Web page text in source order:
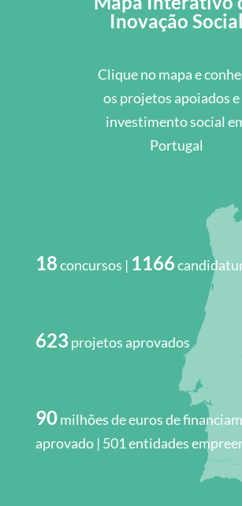
Inovação Social
Clique no mapa e
os projetos apoiados e
investimento social
Portugal
18concursos | 1166
623 projetos aprovados
90milhões de euros de
aprovado | 501entidades